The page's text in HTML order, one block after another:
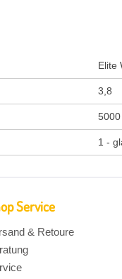
Elite
3,8
5000
1 -
Service
& Retoure